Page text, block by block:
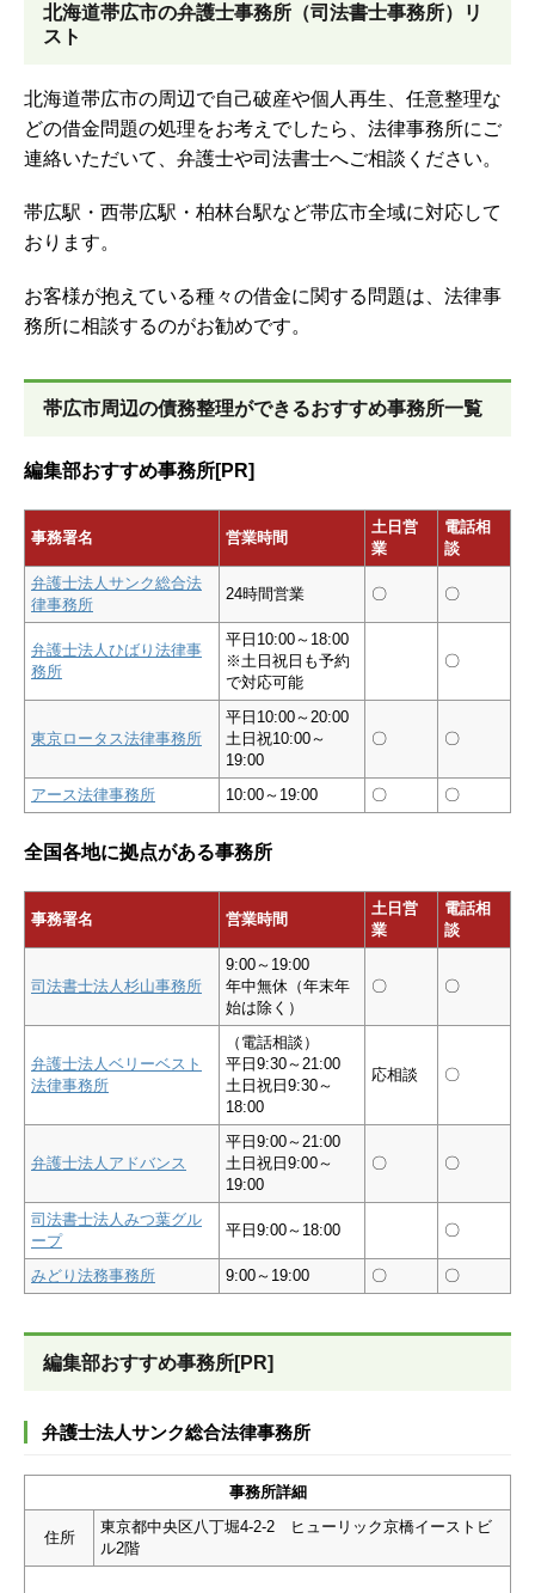
北海道帯広市の弁護士事務所（司法書士事務所）リ
スト
北海道帯広市の周辺で自己破産や個人再生、任意整理な
どの借金問題の処理をお考えでしたら、法律事務所にご
連絡いただいて、弁護士や司法書士へご相談ください。
帯広駅・西帯広駅・柏林台駅など帯広市全域に対応して
おります。
お客様が抱えている種々の借金に関する問題は、法律事
務所に相談するのがお勧めです。
帯広市周辺の債務整理ができるおすすめ事務所一覧
編集部おすすめ事務所[PR]
事務署名 営業時間
土日営
業
電話相
談
弁護士法人サンク総合法
律事務所
24時間営業 〇 〇
弁護士法人ひばり法律事
務所
平日10:00～18:00
※土日祝日も予約
で対応可能
〇
東京ロータス法律事務所
平日10:00～20:00
土日祝10:00～
19:00
〇 〇
アース法律事務所 10:00～19:00 〇 〇
全国各地に拠点がある事務所
事務署名 営業時間
土日営
業
電話相
談
司法書士法人杉山事務所
9:00～19:00
年中無休（年末年
始は除く）
〇 〇
弁護士法人ベリーベスト
法律事務所
（電話相談）
平日9:30～21:00
土日祝日9:30～
18:00
応相談 〇
弁護士法人アドバンス
平日9:00～21:00
土日祝日9:00～
19:00
〇 〇
司法書士法人みつ葉グル
ープ
平日9:00～18:00 〇
みどり法務事務所 9:00～19:00 〇 〇
編集部おすすめ事務所[PR]
弁護士法人サンク総合法律事務所
事務所詳細
住所
東京都中央区八丁堀4-2-2 ヒューリック京橋イーストビ
ル2階